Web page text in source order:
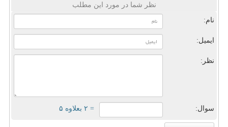
نظر شما در مورد این مطلب
نام:
ایمیل:
نظر:
سوال: = ۲ بعلاوه ۵